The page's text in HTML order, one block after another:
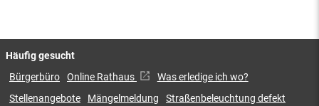
Häufig gesucht
Bürgerbüro Online Rathaus
Was erledige ich wo?
Stellenangebote
Mängelmeldung Straßenbeleuchtung defekt